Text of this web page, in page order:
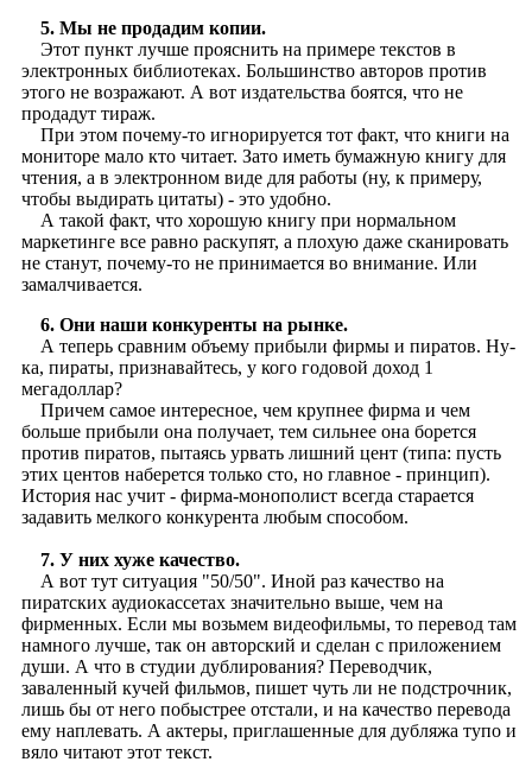
5. Мы не продадим копии.
Этот пункт лучше прояснить на примере текстов в
электронных библиотеках. Большинство авторов против
этого не возражают. А вот издательства боятся, что не
продадут тираж.
При этом почему-то игнорируется тот факт, что книги на
мониторе мало кто читает. Зато иметь бумажную книгу для
чтения, а в электронном виде для работы (ну, к примеру,
чтобы выдирать цитаты) - это удобно.
А такой факт, что хорошую книгу при нормальном
маркетинге все равно раскупят, а плохую даже сканировать
не станут, почему-то не принимается во внимание. Или
замалчивается.
6. Они наши конкуренты на рынке.
А теперь сравним объему прибыли фирмы и пиратов. Ну-
ка, пираты, признавайтесь, у кого годовой доход 1
мегадоллар?
Причем самое интересное, чем крупнее фирма и чем
больше прибыли она получает, тем сильнее она борется
против пиратов, пытаясь урвать лишний цент (типа: пусть
этих центов наберется только сто, но главное - принцип).
История нас учит - фирма-монополист всегда старается
задавить мелкого конкурента любым способом.
7. У них хуже качество.
А вот тут ситуация "50/50". Иной раз качество на
пиратских аудиокассетах значительно выше, чем на
фирменных. Если мы возьмем видеофильмы, то перевод там
намного лучше, так он авторский и сделан с приложением
души. А что в студии дублирования? Переводчик,
заваленный кучей фильмов, пишет чуть ли не подстрочник,
лишь бы от него побыстрее отстали, и на качество перевода
ему наплевать. А актеры, приглашенные для дубляжа тупо и
вяло читают этот текст.